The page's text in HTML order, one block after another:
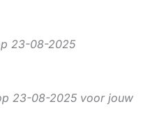
23-08-2025
23-08-2025 voor jouw